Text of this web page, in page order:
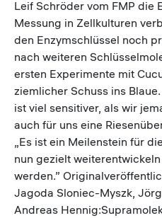
Leif Schröder vom FMP die
Messung in Zellkulturen
den Enzymschlüssel noch
nach weiteren
ersten Experimente mit
ziemlicher Schuss ins
ist viel sensitiver, als wir
auch für uns eine
„Es ist ein Meilenstein für
nun gezielt weiterentwickeln
werden.”
Jagoda Sloniec-Myszk,
Andreas